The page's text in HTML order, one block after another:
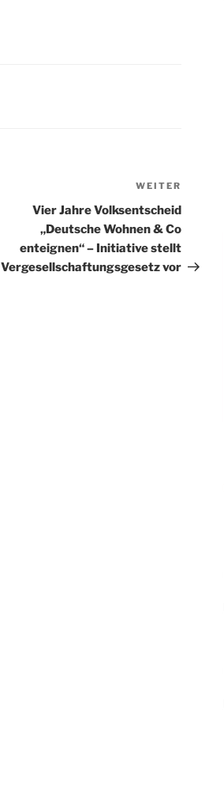
Beitrag
WEITER
Vier Jahre Volksentscheid
„Deutsche Wohnen & Co
enteignen“ – Initiative stellt
Vergesellschaftungsgesetz vor